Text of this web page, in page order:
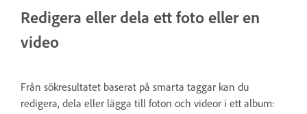
Redigera eller dela ett foto eller en
video
Från sökresultatet baserat på smarta taggar kan du
redigera, dela eller lägga till foton och videor i ett album: